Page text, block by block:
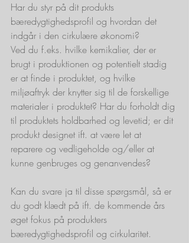
Har du styr på dit produkts
bæredygtighedsprofil og hvordan det
indgår i den cirkulære økonomi?
Ved du f.eks. hvilke kemikalier, der er
brugt i produktionen og potentielt stadig
er at finde i produktet, og hvilke
miljøaftryk der knytter sig til de forskellige
materialer i produktet? Har du forholdt dig
til produktets holdbarhed og levetid; er dit
produkt designet ift. at være let at
reparere og vedligeholde og/eller at
kunne genbruges og genanvendes?
Kan du svare ja til disse spørgsmål, så er
du godt klædt på ift. de kommende års
øget fokus på produkters
bæredygtighedsprofil og cirkularitet.